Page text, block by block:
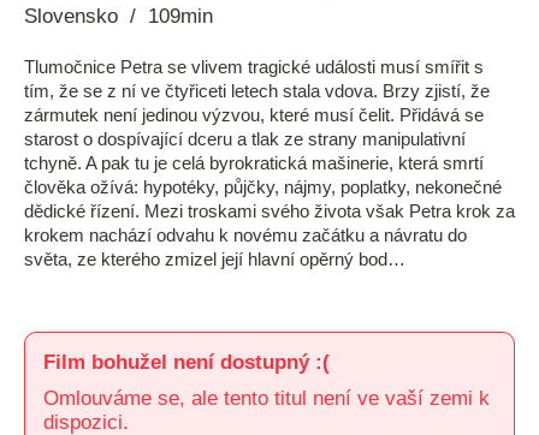
Slovensko
109min
Tlumočnice Petra se vlivem tragické události musí smířit s
tím, že se z ní ve čtyřiceti letech stala vdova. Brzy zjistí, že
zármutek není jedinou výzvou, které musí čelit. Přidává se
starost o dospívající dceru a tlak ze strany manipulativní
tchyně. A pak tu je celá byrokratická mašinerie, která smrtí
člověka ožívá: hypotéky, půjčky, nájmy, poplatky, nekonečné
dědické řízení. Mezi troskami svého života však Petra krok za
krokem nachází odvahu k novému začátku a návratu do
světa, ze kterého zmizel její hlavní opěrný bod…
Film bohužel není dostupný :(
Omlouváme se, ale tento titul není ve vaší zemi k
dispozici.